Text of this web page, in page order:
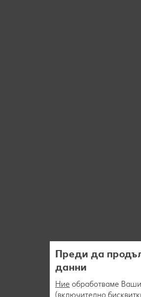
Преди да
данни
Ние обработваме
(включително